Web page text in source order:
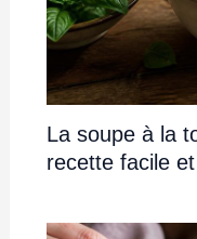
La soupe à la
recette facile